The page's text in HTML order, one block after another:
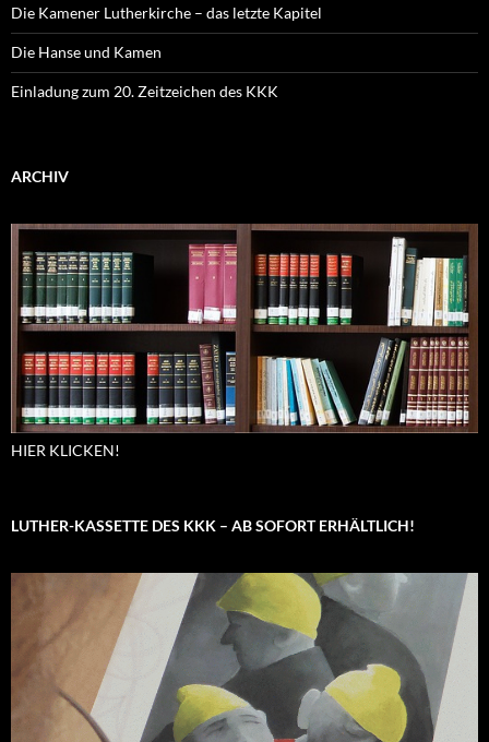
Die Kamener Lutherkirche – das letzte Kapitel
Die Hanse und Kamen
Einladung zum 20. Zeitzeichen des KKK
ARCHIV
HIER KLICKEN!
LUTHER-KASSETTE DES KKK – AB SOFORT ERHÄLTLICH!